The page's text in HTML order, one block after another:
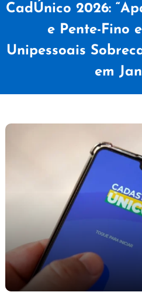
CadÚnico 2026:
e Pente-Fino
Unipessoais
em
2
Redação